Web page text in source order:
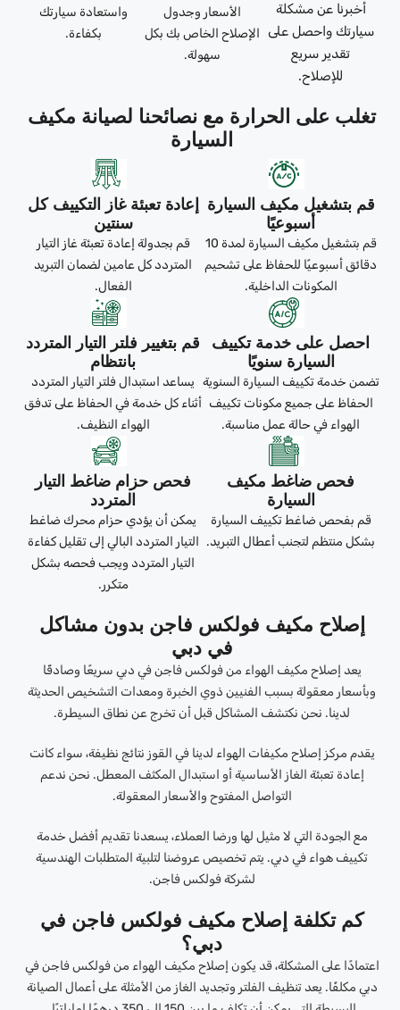
أخبرنا عن مشكلة
سيارتك واحصل على
تقدير سريع
للإصلاح.
الأسعار وجدول
الإصلاح الخاص بك بكل
سهولة.
واستعادة سيارتك
بكفاءة.
تغلب على الحرارة مع نصائحنا لصيانة مكيف
السيارة
قم بتشغيل مكيف السيارة
أسبوعيًا
قم بتشغيل مكيف السيارة لمدة 10
دقائق أسبوعيًا للحفاظ على تشحيم
المكونات الداخلية.
إعادة تعبئة غاز التكييف كل
سنتين
قم بجدولة إعادة تعبئة غاز التيار
المتردد كل عامين لضمان التبريد
الفعال.
احصل على خدمة تكييف
السيارة سنويًا
تضمن خدمة تكييف السيارة السنوية
الحفاظ على جميع مكونات تكييف
الهواء في حالة عمل مناسبة.
قم بتغيير فلتر التيار المتردد
بانتظام
يساعد استبدال فلتر التيار المتردد
أثناء كل خدمة في الحفاظ على تدفق
الهواء النظيف.
فحص ضاغط مكيف
السيارة
قم بفحص ضاغط تكييف السيارة
بشكل منتظم لتجنب أعطال التبريد.
فحص حزام ضاغط التيار
المتردد
يمكن أن يؤدي حزام محرك ضاغط
التيار المتردد البالي إلى تقليل كفاءة
التيار المتردد ويجب فحصه بشكل
متكرر.
إصلاح مكيف فولكس فاجن بدون مشاكل
في دبي
يعد إصلاح مكيف الهواء من فولكس فاجن في دبي سريعًا وصادقًا
وبأسعار معقولة بسبب الفنيين ذوي الخبرة ومعدات التشخيص الحديثة
لدينا. نحن نكتشف المشاكل قبل أن تخرج عن نطاق السيطرة.
يقدم مركز إصلاح مكيفات الهواء لدينا في القوز نتائج نظيفة، سواء كانت
إعادة تعبئة الغاز الأساسية أو استبدال المكثف المعطل. نحن ندعم
التواصل المفتوح والأسعار المعقولة.
مع الجودة التي لا مثيل لها ورضا العملاء، يسعدنا تقديم أفضل خدمة
تكييف هواء في دبي. يتم تخصيص عروضنا لتلبية المتطلبات الهندسية
لشركة فولكس فاجن.
كم تكلفة إصلاح مكيف فولكس فاجن في
دبي؟
اعتمادًا على المشكلة، قد يكون إصلاح مكيف الهواء من فولكس فاجن في
دبي مكلفًا. يعد تنظيف الفلتر وتجديد الغاز من الأمثلة على أعمال الصيانة